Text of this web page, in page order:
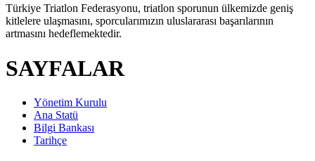
Türkiye Triatlon Federasyonu, triatlon sporunun ülkemizde geniş
kitlelere ulaşmasını, sporcularımızın uluslararası başarılarının
artmasını hedeflemektedir.
SAYFALAR
Yönetim Kurulu
Ana Statü
Bilgi Bankası
Tarihçe